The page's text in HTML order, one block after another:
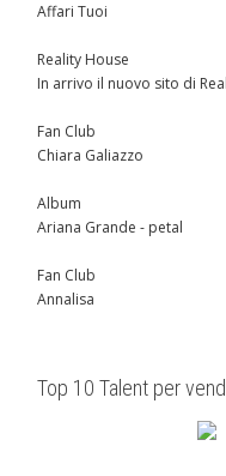
Affari Tuoi
Reality House
In arrivo il nuovo sito di
Fan Club
Chiara Galiazzo
Album
Ariana Grande - petal
Fan Club
Annalisa
Top 10 Talent per